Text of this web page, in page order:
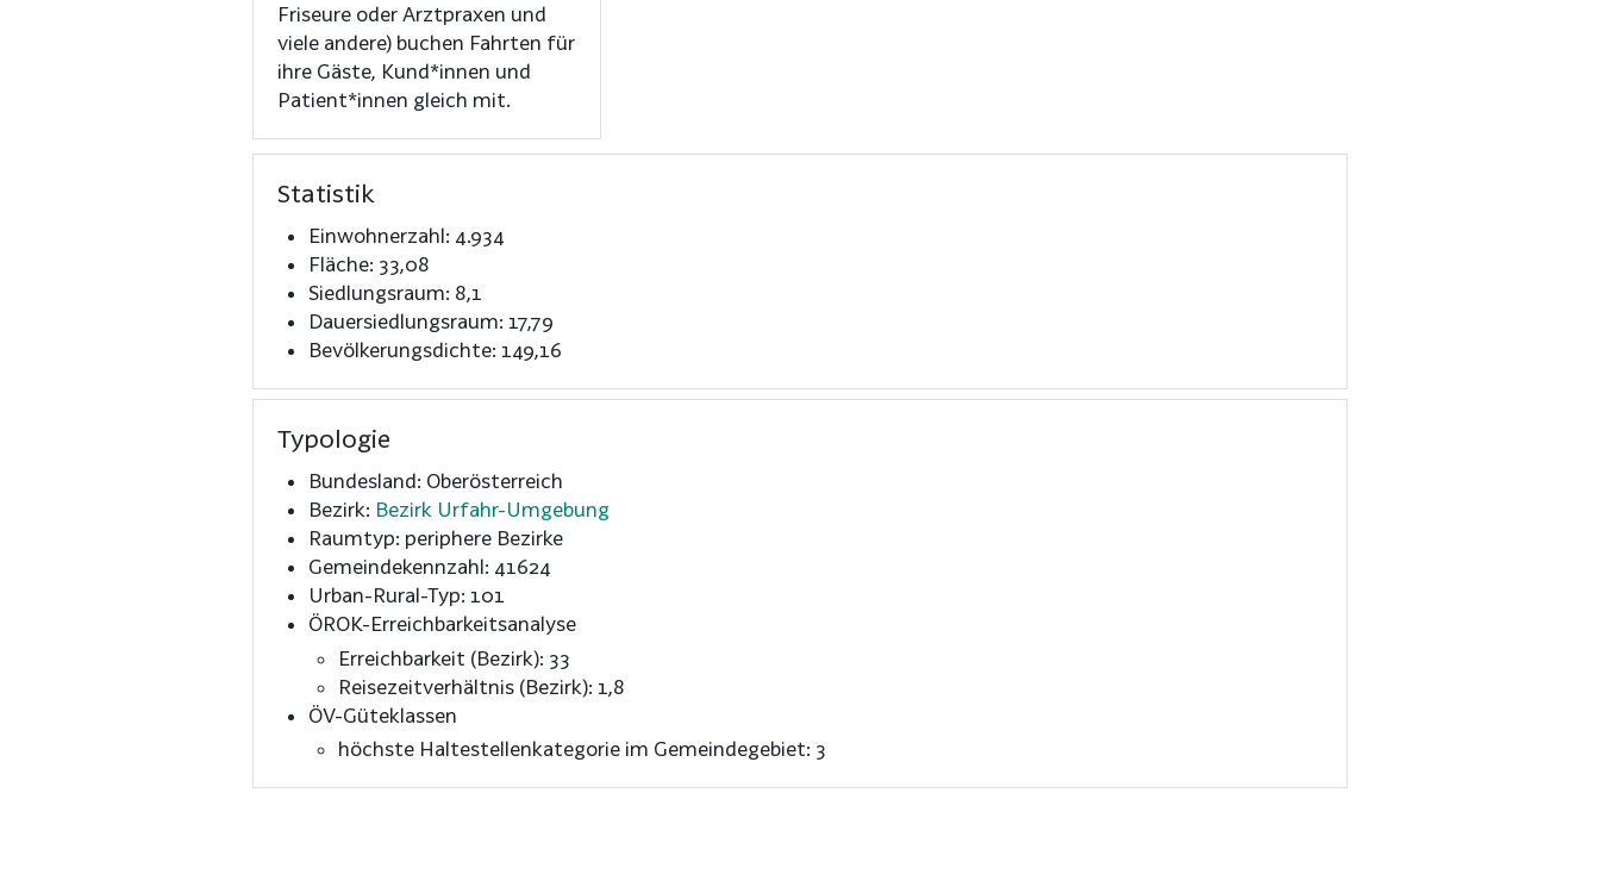
Friseure oder Arztpraxen und
viele andere) buchen Fahrten für
ihre Gäste, Kund*innen und
Patient*innen gleich mit.
Statistik
Einwohnerzahl: 4.934
Fläche: 33,08
Siedlungsraum: 8,1
Dauersiedlungsraum: 17,79
Bevölkerungsdichte: 149,16
Typologie
Bundesland: Oberösterreich
Bezirk: Bezirk Urfahr-Umgebung
Raumtyp: periphere Bezirke
Gemeindekennzahl: 41624
Urban-Rural-Typ: 101
ÖROK-Erreichbarkeitsanalyse
Erreichbarkeit (Bezirk): 33
Reisezeitverhältnis (Bezirk): 1,8
ÖV-Güteklassen
höchste Haltestellenkategorie im Gemeindegebiet: 3